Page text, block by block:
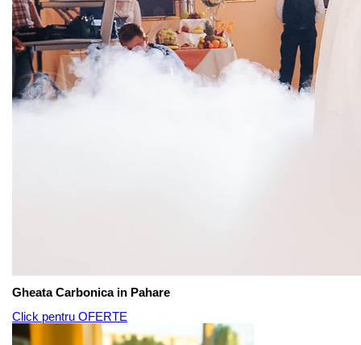
Gheata Carbonica in Pahare
Click pentru OFERTE